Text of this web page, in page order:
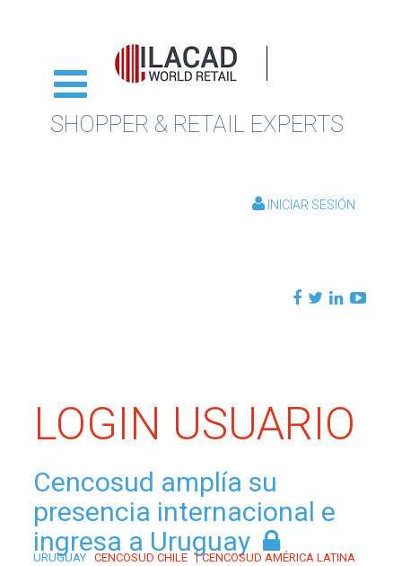
SHOPPER & RETAIL EXPERTS
INICIAR SESIÓN
LOGIN USUARIO
Cencosud amplía su
presencia internacional e
ingresa a Uruguay
URUGUAY CENCOSUD CHILE |CENCOSUD AMÉRICA LATINA